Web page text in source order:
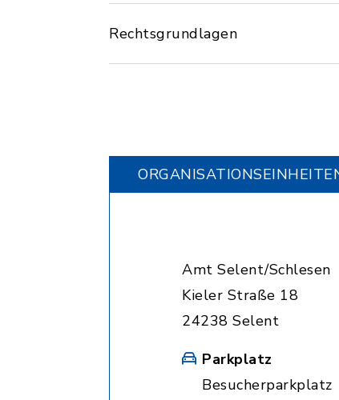
Rechtsgrundlagen
Amt Selent/Schlesen
Kieler Straße 18
24238 Selent
Parkplatz
Besucherparkplatz